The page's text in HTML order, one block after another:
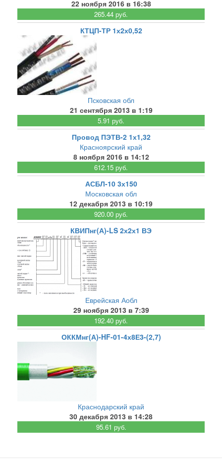
22 ноября 2016 в 16:38
265.44 руб.
КТЦП-ТР 1х2х0,52
Псковская обл
21 сентября 2013 в 1:19
5.91 руб.
Провод ПЭТВ-2 1х1,32
Красноярский край
8 ноября 2016 в 14:12
612.15 руб.
АСБЛ-10 3х150
Московская обл
12 декабря 2013 в 10:19
920.00 руб.
КВИПнг(А)-LS 2х2х1 ВЭ
Еврейская Аобл
29 ноября 2013 в 7:39
192.40 руб.
ОККМнг(А)-HF-01-4х8Е3-(2,7)
Краснодарский край
30 декабря 2013 в 14:28
95.61 руб.